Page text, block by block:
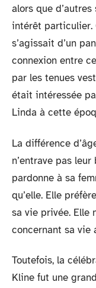
alors que
intérêt particulier.
s’agissait d’un
connexion entre
par les tenues
était intéressée
Linda à cette
La différence
n’entrave pas
pardonne à sa
qu’elle. Elle
sa vie privée. Elle
concernant sa vie
Toutefois, la
Kline fut une